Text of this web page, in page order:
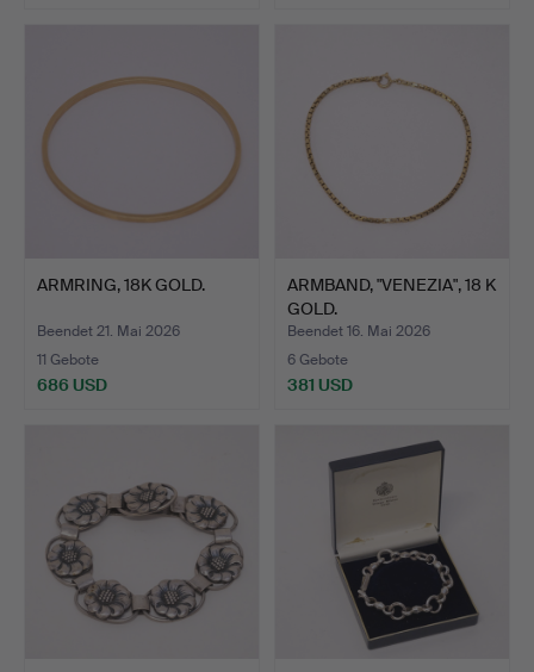
ARMRING, 18K GOLD.
Beendet 21. Mai 2026
11 Gebote
686 USD
ARMBAND, "VENEZIA", 18 K
GOLD.
Beendet 16. Mai 2026
6 Gebote
381 USD